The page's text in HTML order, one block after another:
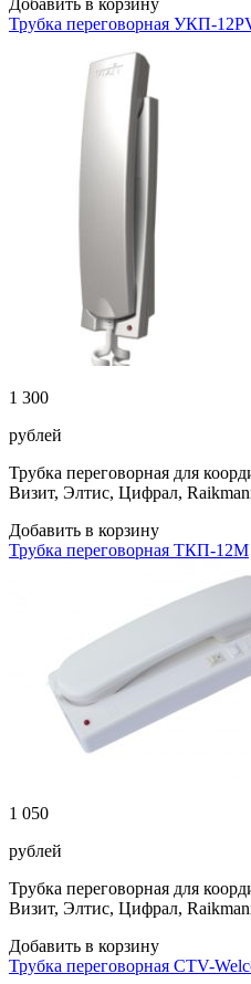
Добавить в корзину
Трубка переговорная УКП-
1 300
рублей
Трубка переговорная для
Визит, Элтис, Цифрал,
Добавить в корзину
Трубка переговорная ТКП-12М
1 050
рублей
Трубка переговорная для
Визит, Элтис, Цифрал,
Добавить в корзину
Трубка переговорная CTV-